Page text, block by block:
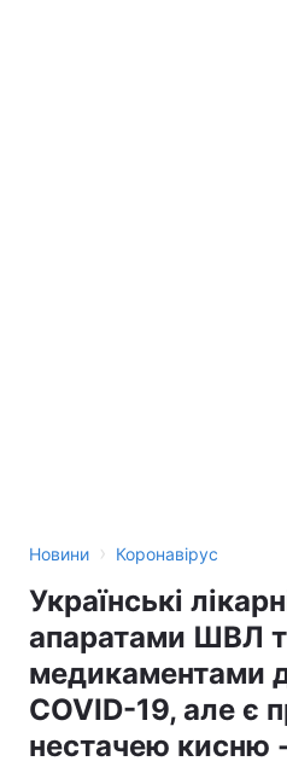
Новини › Коронавірус
Українські
апаратами ШВЛ
медикаментами
COVID-19, але є
нестачею кисню